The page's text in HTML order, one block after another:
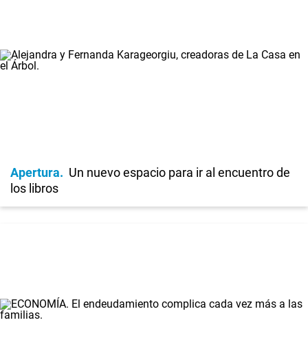
Apertura
Un nuevo espacio para ir al encuentro de
los libros